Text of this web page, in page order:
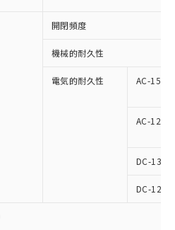
開閉頻度
機械的耐久性
電気的耐久性 AC-15
AC-12
DC-13
DC-12